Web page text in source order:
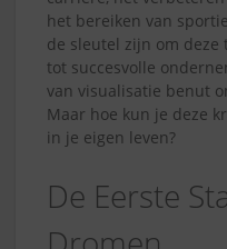
het bereiken van
de sleutel zijn om deze
tot succesvolle
van visualisatie benut
Maar hoe kun je deze
in je eigen leven?
De Eerste